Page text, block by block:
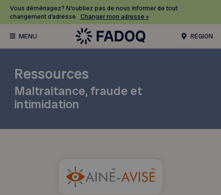
Vous déménagez? N’oubliez pas de nous informer de tout
changement d’adresse. Changer mon adresse »
RÉGION
Ressources
Maltraitance, fraude et
intimidation